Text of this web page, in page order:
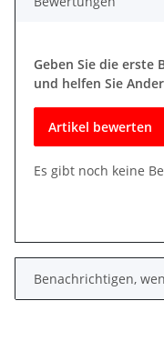
Geben Sie die erste
und helfen Sie
Artikel bewerten
Es gibt noch keine
Benachrichtigen,